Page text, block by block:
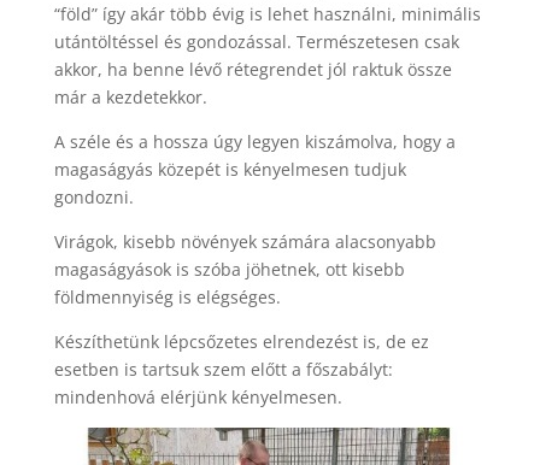
“föld” így akár több évig is lehet használni, minimális
utántöltéssel és gondozással. Természetesen csak
akkor, ha benne lévő rétegrendet jól raktuk össze
már a kezdetekkor.
A széle és a hossza úgy legyen kiszámolva, hogy a
magaságyás közepét is kényelmesen tudjuk
gondozni.
Virágok, kisebb növények számára alacsonyabb
magaságyások is szóba jöhetnek, ott kisebb
földmennyiség is elégséges.
Készíthetünk lépcsőzetes elrendezést is, de ez
esetben is tartsuk szem előtt a főszabályt:
mindenhová elérjünk kényelmesen.